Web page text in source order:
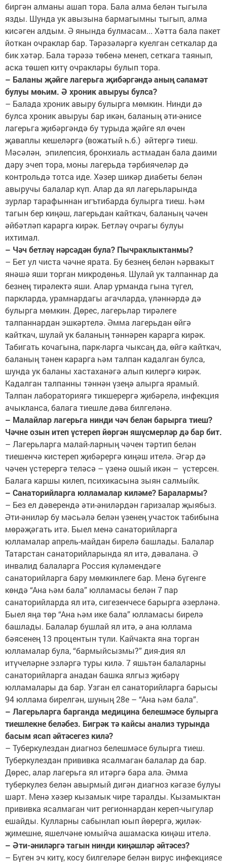
биргән алманы ашап тора. Бала алма белән тыгыла
язды. Шунда ук авызына бармагымны тыгып, алма
кисәген алдым. Ә янында булмасам... Хәтта бала пакет
йоткан очраклар бар. Тәрәзәләргә куелган сеткалар да
бик хәтәр. Бала тәрәзә төбенә менеп, сеткага таянып,
аска төшеп китү очраклары булып тора.
– Баланы җәйге лагерьга җибәргәндә аның сәламәт
булуы мөһим. Ә хроник авыруы булса?
– Балада хроник авыру булырга мөмкин. Нинди дә
булса хроник авыруы бар икән, баланың әти-әнисе
лагерьга җибәргәндә бу турыда җәйге ял өчен
җаваплы кешеләргә (вожатый һ.б.) әйтергә тиеш.
Мәсәлән, эпилепсия, бронхиаль астмадан бала даими
дару эчеп тора, моны лагерьда тәрбиячеләр дә
контрольдә тотса иде. Хәзер шикәр диабеты белән
авыручы балалар күп. Алар да ял лагерьларында
зурлар тарафыннан игътибарда булырга тиеш. Һәм
тагын бер киңәш, лагерьдан кайткач, баланың чәчен
әйбәтләп карарга кирәк. Бетләү очрагы булуы
ихтимал.
– Чәч бетләү нәрсәдән була? Пычраклыктанмы?
– Бет ул чиста чәчне ярата. Бу безнең белән һәрвакыт
янәшә яши торган микродөнья. Шулай ук талпаннар да
безнең тирәлектә яши. Алар урманда гына түгел,
паркларда, урамнардагы агачларда, үләннәрдә дә
булырга мөмкин. Дөрес, лагерьлар тирәлеге
талпаннардан эшкәртелә. Әмма лагерьдан өйгә
кайткач, шулай ук баланың тәннәрен карарга кирәк.
Табигать кочагына, парк-ларга чыксаң да, өйгә кайткач,
баланың тәнен карарга һәм талпан кадалган булса,
шунда ук баланы хастаханәгә алып килергә кирәк.
Кадалган талпанны тәннән үзеңә алырга ярамый.
Талпан лабораториягә тикшерергә җибәрелә, инфекция
ачыкланса, балага тиешле дәва билгеләнә.
– Малайлар лагерьга нинди чәч белән барырга тиеш?
Чәчне озын итеп үстереп йөргән яшүсмерләр дә бар бит.
– Лагерьларга малай-ларның чәчен тәртип белән
тиешенчә кистереп җибәрергә киңәш ителә. Әгәр дә
чәчен үстерергә теләсә – үзенә ошый икән – үстерсен.
Балага каршы килеп, психикасына зыян салмыйк.
– Санаторийларга юлламалар киләме? Баралармы?
– Без ел дәверендә әти-әниләрдән гаризалар җыябыз.
Әти-әниләр бу мәсьәлә белән үзенең участок табибына
мөрәҗәгать итә. Быел менә санаторийларга
юлламалар апрель-майдан бирелә башлады. Балалар
Татарстан санаторийларында ял итә, дәвалана. Ә
инвалид балаларга Россия күләмендәге
санаторийларга бару мөмкинлеге бар. Менә бүгенге
көндә “Ана һәм бала” юлламасы белән 7 пар
санаторийларда ял итә, сигезенчесе барырга әзерләнә.
Быел яңа төр “Ана һәм ике бала” юлламасы бирелә
башлады. Балалар бушлай ял итә, ә ана юллама
бәясенең 13 процентын түли. Кайчакта яна торган
юлламалар була, “бармыйсызмы?” дия-дия ял
итүчеләрне эзләргә туры килә. 7 яшьтән балаларны
санаторийларга анадан башка ялгыз җибәрү
юлламалары да бар. Узган ел санаторийларга барысы
94 юллама бирелгән, шуның 28е – “Ана һәм бала”.
– Лагерьларга барганда медицина белешмәсе булырга
тиешлекне беләбез. Бигрәк тә кайсы анализ турында
басым ясап әйтәсегез килә?
– Туберкулездан диагноз белешмәсе булырга тиеш.
Туберкулездан прививка ясалмаган балалар да бар.
Дөрес, алар лагерьга ял итәргә бара ала. Әмма
туберкулез белән авырмый дигән диагноз кәгазе булуы
шарт. Менә хәзер кызамык чире таралды. Кызамыктан
прививка ясалмаган чит регионнардан кереп-чыгулар
ешайды. Кулларны сабынлап юып йөрергә, җиләк-
җимешне, яшелчәне юмыйча ашамаска киңәш ителә.
– Әти-әниләргә тагын нинди киңәшләр әйтәсез?
– Бүген эч китү, косу билгеләре белән вирус инфекциясе